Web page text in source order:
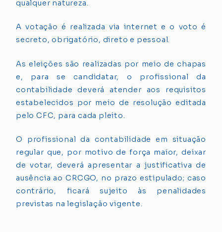
qualquer natureza.
A votação é realizada via internet e o voto é
secreto, obrigatório, direto e pessoal.
As eleições são realizadas por meio de chapas
e, para se candidatar, o profissional da
contabilidade deverá atender aos requisitos
estabelecidos por meio de resolução editada
pelo CFC, para cada pleito.
O profissional da contabilidade em situação
regular que, por motivo de força maior, deixar
de votar, deverá apresentar a justificativa de
ausência ao CRCGO, no prazo estipulado; caso
contrário, ficará sujeito às penalidades
previstas na legislação vigente.